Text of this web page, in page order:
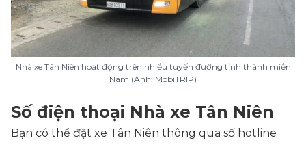
Nhà xe Tân Niên hoạt động trên nhiều tuyến đường tỉnh thành miền
Nam (Ảnh: MobiTRIP)
Số điện thoại Nhà xe Tân Niên
Bạn có thể đặt xe Tân Niên thông qua số hotline